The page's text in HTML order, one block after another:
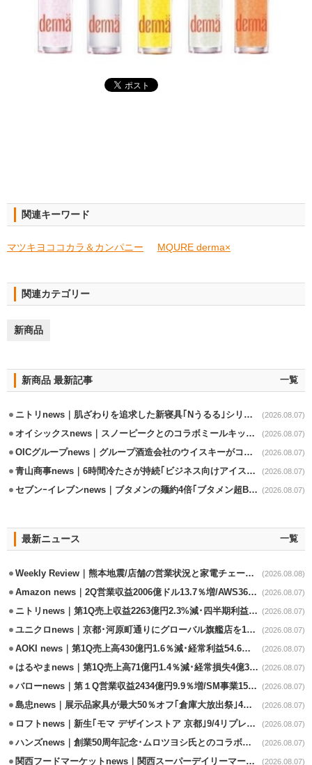
関連キーワード
マツキヨココカラ＆カンパニー MQURE derma×
関連カテゴリー
新商品
新商品 最新記事 一覧
ニトリnews｜肌ざわりを追求した新寝具｢Nうるる｣シリーズを発売 (2026.08.07)
オイシックスnews｜スノーピークとのコラボミールキット8/13発売 (2026.08.07)
OICグループnews｜グループ酒造会社のウイスキーがコンペティション受賞 (2026.08.07)
青山商事news｜6時間冷たさが持続｢ビジネス向けアイスベスト｣発売 (2026.08.07)
セブンｰイレブンnews｜ブタメンの麺約4倍｢ブタメン超BIG｣8/11から限定発売 (2026.08.07)
最新ニュース 一覧
Weekly Review｜熊本地震/店舗の営業状況と家電チェーンの支援策 (2026.08.08)
Amazon news｜2Q営業収益2006億ドル13.7％増/AWS36.8％％増が貢献 (2026.08.07)
ニトリnews｜第1Q売上収益2263億円2.3%減･四半期利益1.4％減 (2026.08.07)
ユニクロnews｜京都･河原町通りにグローバル旗艦店を11/6開設 (2026.08.07)
AOKI news｜第1Q売上高430億円1.6％減･経常利益54.6％減 (2026.08.07)
はるやまnews｜第1Q売上高71億円1.4％減･経常損失4億3800万円 (2026.08.07)
バローnews｜第１Q営業収益2434億円9.9％増/SM事業15.5％増と絶好調 (2026.08.07)
島忠news｜展示品家具が最大50％オフ｢倉庫大放出祭｣4店舗限定で開催 (2026.08.07)
ロフトnews｜新生｢モマ デザインストア 京都｣9/4リプレイスオープン (2026.08.07)
ハンズnews｜創業50周年記念･ムロツヨシ氏とのコラボ企画｢ムロハンズ｣開催 (2026.08.07)
関西フードマーケットnews｜関西スーパーデイリーマート蒲生店8/7改装 (2026.08.07)